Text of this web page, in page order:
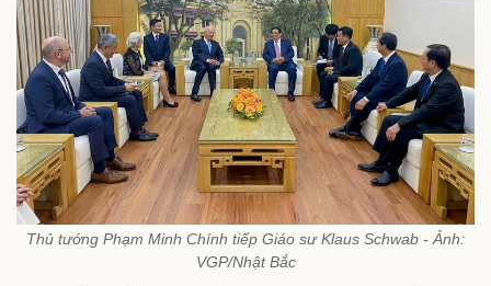
Thủ tướng Phạm Minh Chính tiếp Giáo sư Klaus Schwab - Ảnh:
VGP/Nhật Bắc